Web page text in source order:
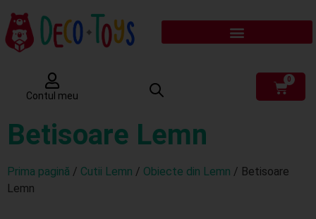
Contul meu
0
Betisoare Lemn
Prima pagină / Cutii Lemn / Obiecte din Lemn / Betisoare
Lemn